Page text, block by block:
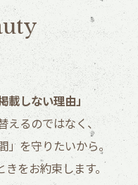
載しない理由」
えるのではなく、
を守りたいから。
をお約束します。